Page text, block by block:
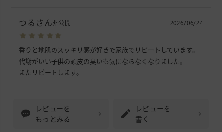
つる 非公開 2026/06/24
香りと地肌のスッキリ感が好きで家族でリピートしています。
代謝がいい子供の頭皮の臭いも気にならなくなりました。
またリピートします。
レビューを
もっとみる
レビューを
書く